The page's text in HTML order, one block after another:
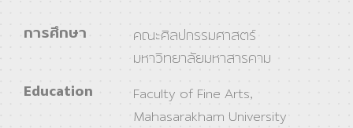
การศึกษา
คณะศิลปกรรมศาสตร์
มหาวิทยาลัยมหาสารคาม
Education
Faculty of Fine Arts,
Mahasarakham University